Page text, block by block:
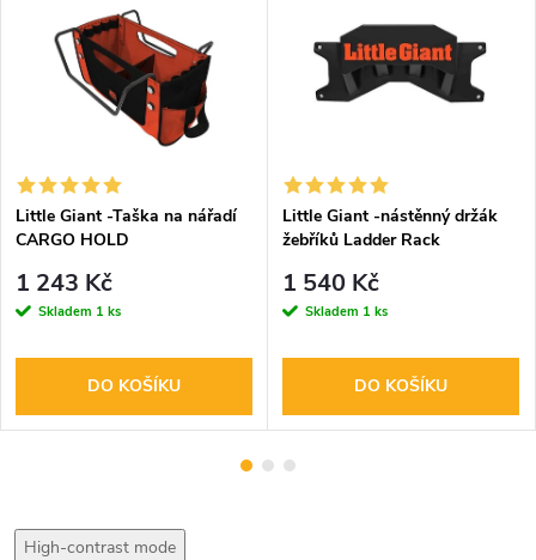
Little Giant -Taška na nářadí
CARGO HOLD
1 243 Kč
Skladem 1 ks
DO KOŠÍKU
Little Giant -nástěnný držák
žebříků Ladder Rack
1 540 Kč
Skladem 1 ks
DO KOŠÍKU
High-contrast mode